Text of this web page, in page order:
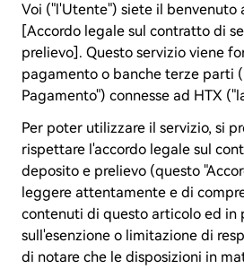
Voi ("l'Utente") siete il benvenuto
[Accordo legale sul contratto di
prelievo]. Questo servizio viene
pagamento o banche terze parti
Pagamento") connesse ad HTX
Per poter utilizzare il servizio, si
rispettare l'accordo legale sul
deposito e prelievo (questo
leggere attentamente e di
contenuti di questo articolo ed in
sull'esenzione o limitazione di
di notare che le disposizioni in